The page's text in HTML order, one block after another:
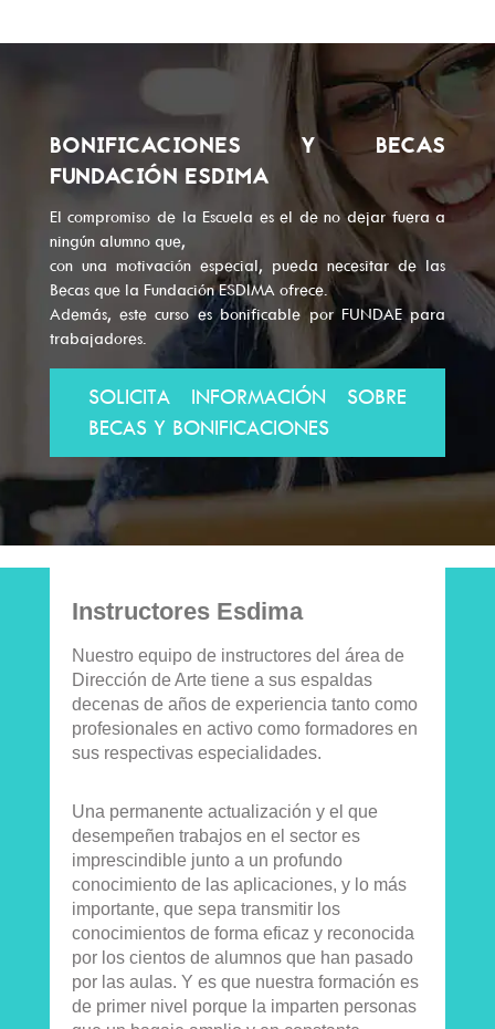
BONIFICACIONES Y BECAS
FUNDACIÓN ESDIMA
El compromiso de la Escuela es el de no dejar fuera a
ningún alumno que,
con una motivación especial, pueda necesitar de las
Becas que la Fundación ESDIMA ofrece.
Además, este curso es bonificable por FUNDAE para
trabajadores.
SOLICITA INFORMACIÓN SOBRE
BECAS Y BONIFICACIONES
Instructores Esdima
Nuestro equipo de instructores del área de
Dirección de Arte tiene a sus espaldas
decenas de años de experiencia tanto como
profesionales en activo como formadores en
sus respectivas especialidades.
Una permanente actualización y el que
desempeñen trabajos en el sector es
imprescindible junto a un profundo
conocimiento de las aplicaciones, y lo más
importante, que sepa transmitir los
conocimientos de forma eficaz y reconocida
por los cientos de alumnos que han pasado
por las aulas. Y es que nuestra formación es
de primer nivel porque la imparten personas